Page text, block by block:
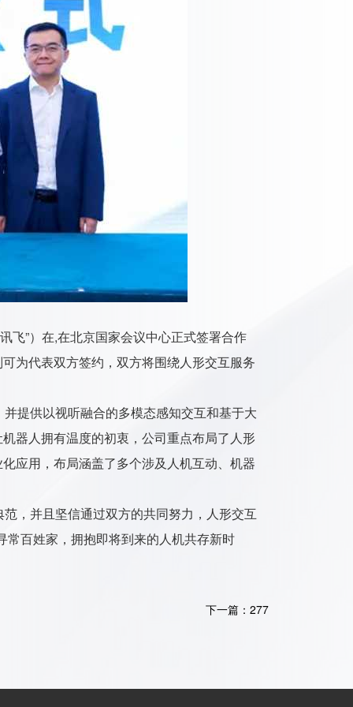
”）在,在北京国家会议中心正式签署合作
为代表双方签约，双方将围绕人形交互服务
提供以视听融合的多模态感知交互和基于大
器人拥有温度的初衷，公司重点布局了人形
应用，布局涵盖了多个涉及人机互动、机器
，并且坚信通过双方的共同努力，人形交互
百姓家，拥抱即将到来的人机共存新时
下一篇：277